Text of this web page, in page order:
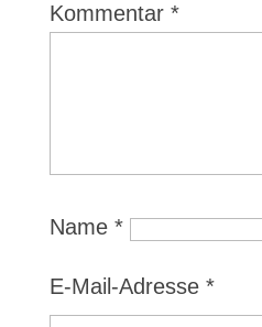
Kommentar *
Name *
E-Mail-Adresse *